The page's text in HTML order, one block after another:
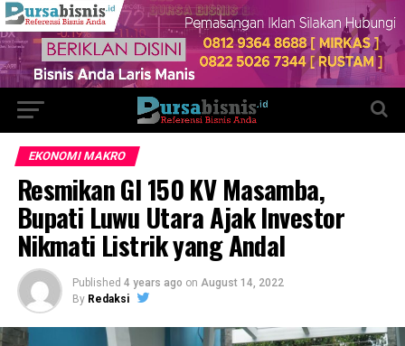
EKONOMI MAKRO
Resmikan GI 150 KV Masamba,
Bupati Luwu Utara Ajak Investor
Nikmati Listrik yang Andal
Published 4 years ago on August 14, 2022
By Redaksi